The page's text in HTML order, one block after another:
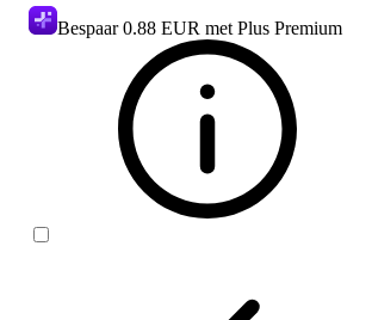
Bespaar0.88 EUR met Plus Premium